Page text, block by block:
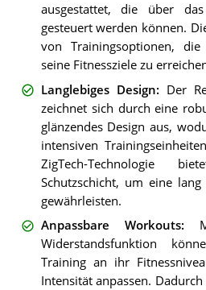
ausgestattet, die über das
gesteuert werden können.
von Trainingsoptionen,
seine Fitnessziele zu
Langlebiges Design: Der
zeichnet sich durch eine
glänzendes Design aus,
intensiven
ZigTech-Technologie
Schutzschicht, um eine
gewährleisten.
Anpassbare Workouts:
Widerstandsfunktion
Training an ihr
Intensität anpassen.